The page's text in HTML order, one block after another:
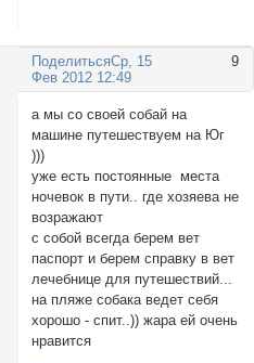
Поделиться 9
Ср, 15
Фев 2012 12:49
а мы со своей собай на
машине путешествуем на Юг
)))
уже есть постоянные места
ночевок в пути.. где хозяева не
возражают
с собой всегда берем вет
паспорт и берем справку в вет
лечебнице для путешествий...
на пляже собака ведет себя
хорошо - спит..)) жара ей очень
нравится